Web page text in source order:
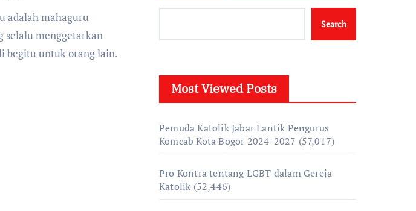
selalu menggetarkan
begitu untuk orang lain.
Search
Most Viewed Posts
Pemuda Katolik Jabar Lantik Pengurus
Komcab Kota Bogor 2024-2027 (57,017)
Pro Kontra tentang LGBT dalam Gereja
Katolik (52,446)